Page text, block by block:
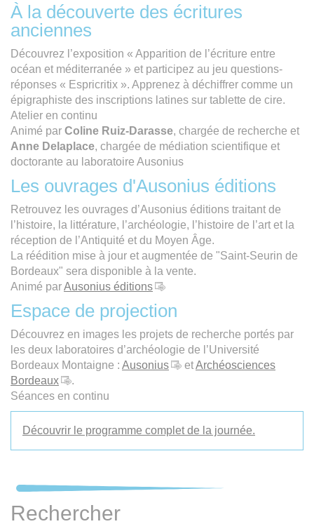
À la découverte des écritures
anciennes
Découvrez l’exposition « Apparition de l’écriture entre
océan et méditerranée » et participez au jeu questions-
réponses « Espricritix ». Apprenez à déchiffrer comme un
épigraphiste des inscriptions latines sur tablette de cire.
Atelier en continu
Animé par Coline Ruiz-Darasse, chargée de recherche et
Anne Delaplace, chargée de médiation scientifique et
doctorante au laboratoire Ausonius
Les ouvrages d'Ausonius éditions
Retrouvez les ouvrages d’Ausonius éditions traitant de
l’histoire, la littérature, l’archéologie, l’histoire de l’art et la
réception de l’Antiquité et du Moyen Âge.
La réédition mise à jour et augmentée de "Saint-Seurin de
Bordeaux" sera disponible à la vente.
Animé parAusonius éditions
Espace de projection
Découvrez en images les projets de recherche portés par
les deux laboratoires d’archéologie de l’Université
Bordeaux Montaigne : Ausonius etArchéosciences
Bordeaux
.
Séances en continu
Découvrir le programme complet de la journée.
Rechercher